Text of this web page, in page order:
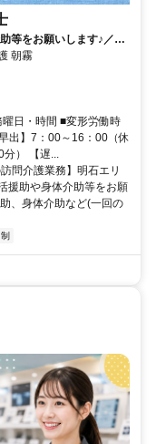
等をお願いします♪／日
朝霧
日・時間 ■変形労働時
出】7：00～16：00（休
） 【遅...
問介護業務】明石エリ
援助や身体介助等をお願
、身体介助など(一回の